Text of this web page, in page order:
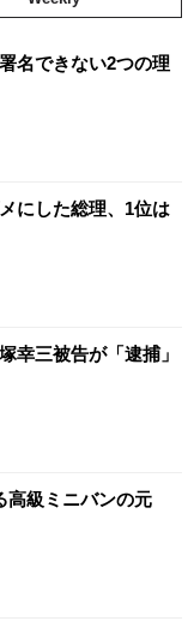
名できない2つの理
にした総理、1位は
幸三被告が「逮捕」
高級ミニバンの元